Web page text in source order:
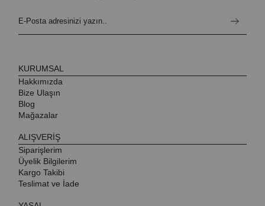
KURUMSAL
Hakkımızda
Bize Ulaşın
Blog
Mağazalar
ALIŞVERİŞ
Siparişlerim
Üyelik Bilgilerim
Kargo Takibi
Teslimat ve İade